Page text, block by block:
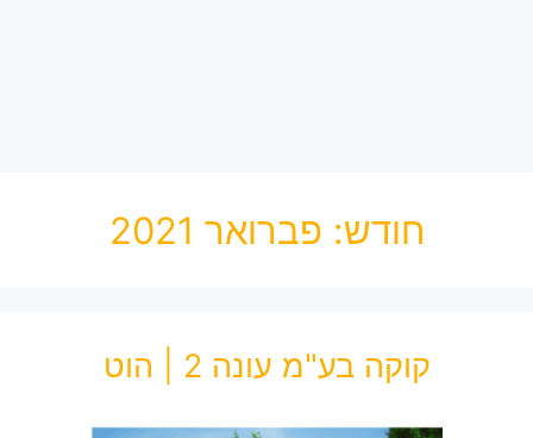
חודש: פברואר 2021
קוקה בע"מ עונה 2 | הוט